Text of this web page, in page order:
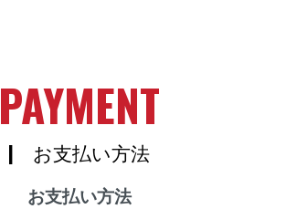
PAYMENT
| お支払い方法
お支払い方法